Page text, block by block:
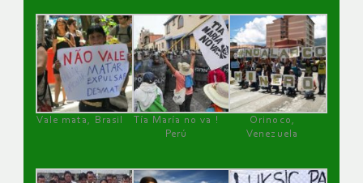
Vale mata, Brasil
Tía María no va !
Perú
Orinoco,
Venezuela